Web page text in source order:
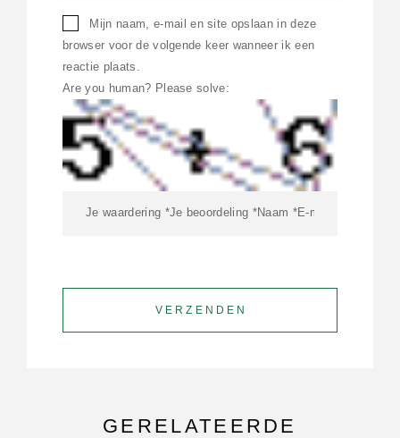
Mijn naam, e-mail en site opslaan in deze
browser voor de volgende keer wanneer ik een
reactie plaats.
Are you human? Please solve:
GERELATEERDE